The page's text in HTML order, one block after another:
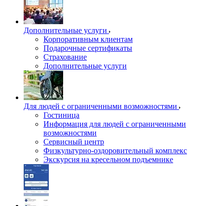
Дополнительные услуги
Корпоративным клиентам
Подарочные сертификаты
Страхование
Дополнительные услуги
Для людей с ограниченными возможностями
Гостиница
Информация для людей с ограниченными
возможностями
Сервисный центр
Физкультурно-оздоровительный комплекс
Экскурсия на кресельном подъемнике